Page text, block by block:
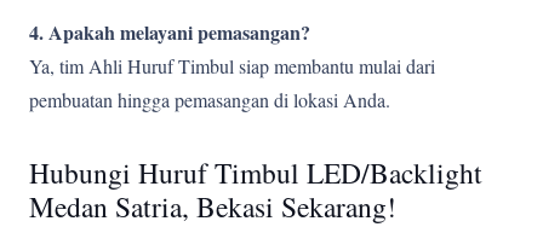
4. Apakah melayani pemasangan?
Ya, tim Ahli Huruf Timbul siap membantu mulai dari
pembuatan hingga pemasangan di lokasi Anda.
Hubungi Huruf Timbul LED/Backlight
Medan Satria, Bekasi Sekarang!